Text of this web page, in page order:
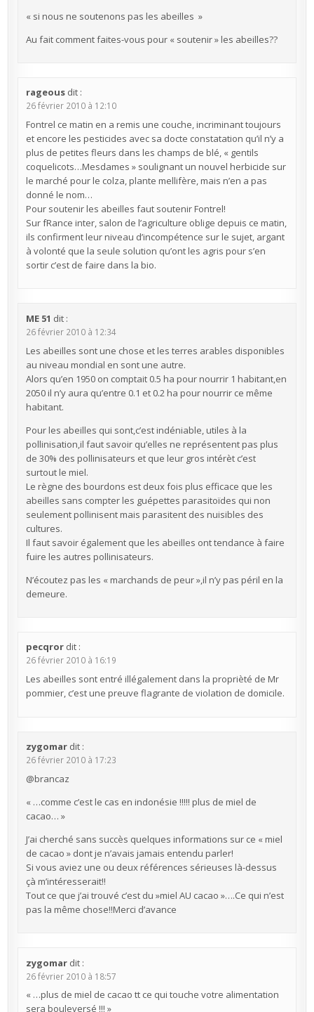
« si nous ne soutenons pas les abeilles »
Au fait comment faites-vous pour « soutenir » les abeilles??
rageous dit :
26 février 2010 à 12:10
Fontrel ce matin en a remis une couche, incriminant toujours
et encore les pesticides avec sa docte constatation qu’il n’y a
plus de petites fleurs dans les champs de blé, « gentils
coquelicots…Mesdames » soulignant un nouvel herbicide sur
le marché pour le colza, plante mellifère, mais n’en a pas
donné le nom…
Pour soutenir les abeilles faut soutenir Fontrel!
Sur fRance inter, salon de l’agriculture oblige depuis ce matin,
ils confirment leur niveau d’incompétence sur le sujet, argant
à volonté que la seule solution qu’ont les agris pour s’en
sortir c’est de faire dans la bio.
ME 51 dit :
26 février 2010 à 12:34
Les abeilles sont une chose et les terres arables disponibles
au niveau mondial en sont une autre.
Alors qu’en 1950 on comptait 0.5 ha pour nourrir 1 habitant,en
2050 il n’y aura qu’entre 0.1 et 0.2 ha pour nourrir ce même
habitant.
Pour les abeilles qui sont,c’est indéniable, utiles à la
pollinisation,il faut savoir qu’elles ne représentent pas plus
de 30% des pollinisateurs et que leur gros intérèt c’est
surtout le miel.
Le règne des bourdons est deux fois plus efficace que les
abeilles sans compter les guépettes parasitoïdes qui non
seulement pollinisent mais parasitent des nuisibles des
cultures.
Il faut savoir également que les abeilles ont tendance à faire
fuire les autres pollinisateurs.
N’écoutez pas les « marchands de peur »,il n’y pas péril en la
demeure.
pecqror dit :
26 février 2010 à 16:19
Les abeilles sont entré illégalement dans la proprièté de Mr
pommier, c’est une preuve flagrante de violation de domicile.
zygomar dit :
26 février 2010 à 17:23
@brancaz
« …comme c’est le cas en indonésie !!!!! plus de miel de
cacao… »
J’ai cherché sans succès quelques informations sur ce « miel
de cacao » dont je n’avais jamais entendu parler!
Si vous aviez une ou deux références sérieuses là-dessus
çà m’intéresserait!!
Tout ce que j’ai trouvé c’est du »miel AU cacao »….Ce qui n’est
pas la même chose!!Merci d’avance
zygomar dit :
26 février 2010 à 18:57
« …plus de miel de cacao tt ce qui touche votre alimentation
sera bouleversé !!! »